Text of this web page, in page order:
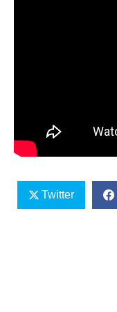
Twitter